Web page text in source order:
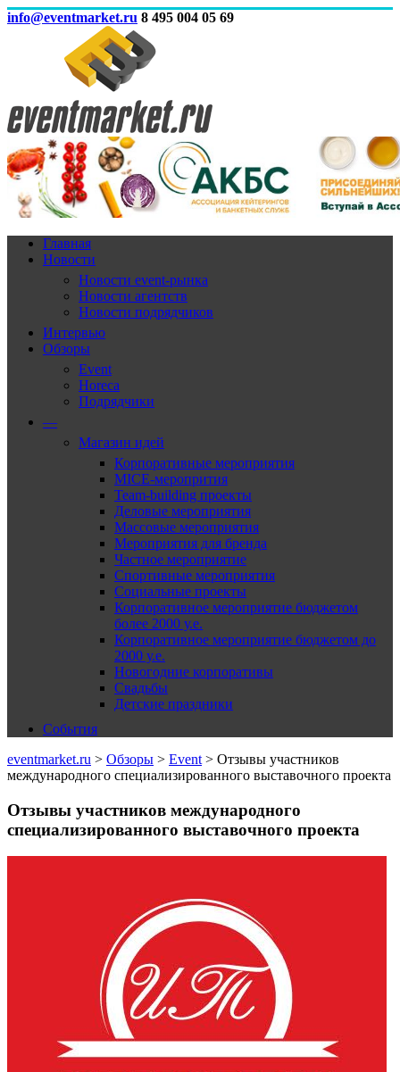
info@eventmarket.ru 8 495 004 05 69
Главная
Новости
Новости event-рынка
Новости агентств
Новости подрядчиков
Интервью
Обзоры
Event
Horeca
Подрядчики
—
Магазин идей
Корпоративные мероприятия
MICE-меропрития
Team-building проекты
Деловые мероприятия
Массовые мероприятия
Мероприятия для бренда
Частное мероприятие
Спортивные мероприятия
Социальные проекты
Корпоративное мероприятие бюджетом
более 2000 у.е.
Корпоративное мероприятие бюджетом до
2000 у.е.
Новогодние корпоративы
Свадьбы
Детские праздники
События
eventmarket.ru > Обзоры > Event > Отзывы участников
международного специализированного выставочного проекта
Отзывы участников международного
специализированного выставочного проекта